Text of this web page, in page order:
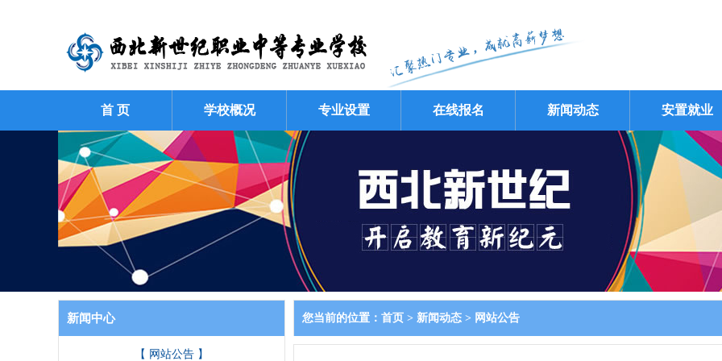
首 页 学校概况 专业设置 在线报名 新闻动态 安置就业
新闻中心
【 网站公告 】
您当前的位置： 首页 > 新闻动态 > 网站公告